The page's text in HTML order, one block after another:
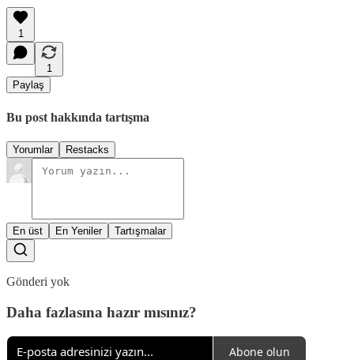
1
1
Paylaş
Bu post hakkında tartışma
Yorumlar Restacks
En üst En Yeniler Tartışmalar
Gönderi yok
Daha fazlasına hazır mısınız?
Abone olun